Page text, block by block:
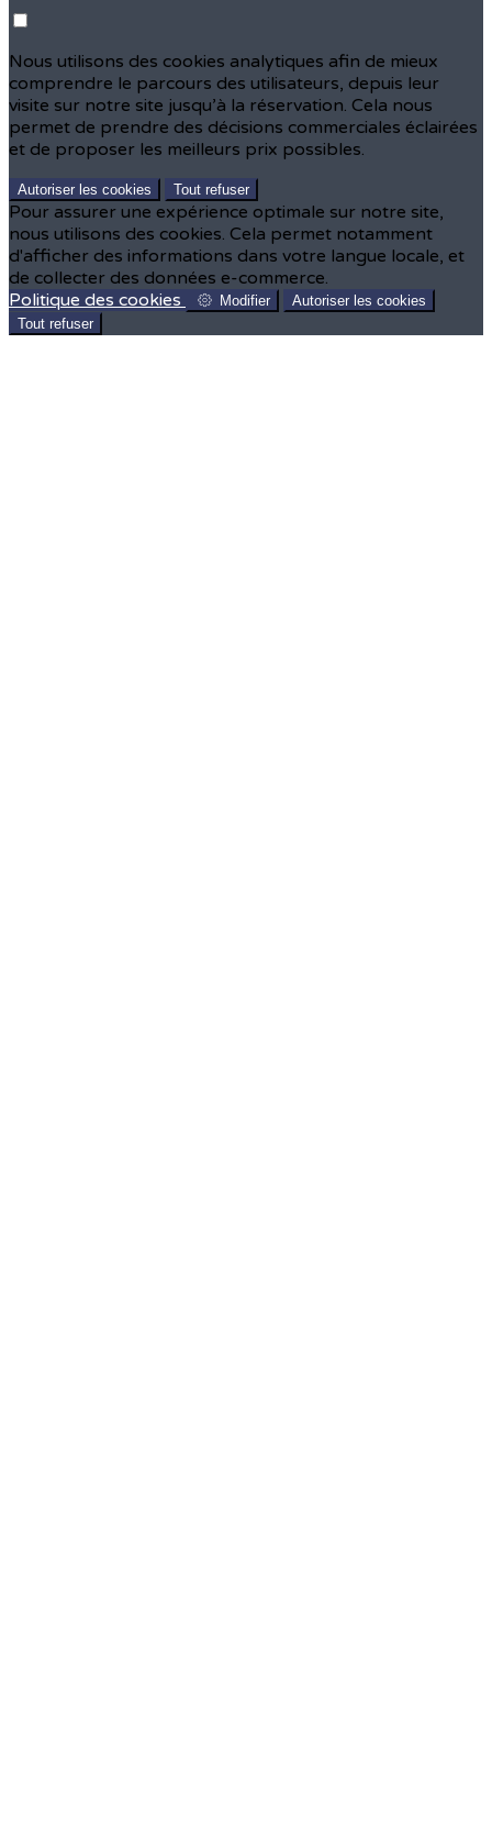
Nous utilisons des cookies analytiques afin de mieux
comprendre le parcours des utilisateurs, depuis leur
visite sur notre site jusqu’à la réservation. Cela nous
permet de prendre des décisions commerciales éclairées
et de proposer les meilleurs prix possibles.
Autoriser les cookies Tout refuser
Pour assurer une expérience optimale sur notre site,
nous utilisons des cookies. Cela permet notamment
d'afficher des informations dans votre langue locale, et
de collecter des données e-commerce.
Politique des cookies
Modifier
Autoriser les cookies
Tout refuser